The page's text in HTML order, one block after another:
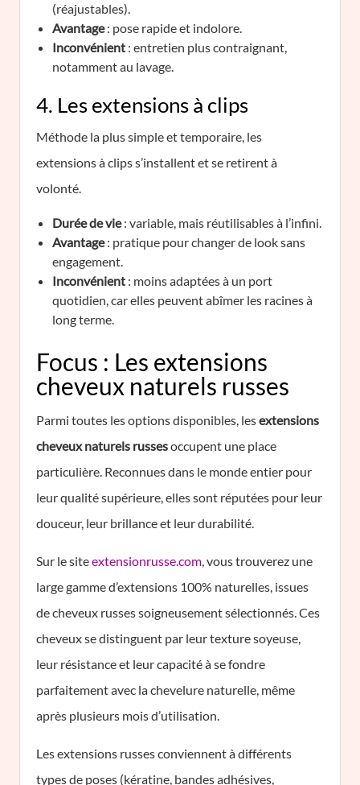
(réajustables).
Avantage: pose rapide et indolore.
Inconvénient : entretien plus contraignant,
notamment au lavage.
4. Les extensions à clips
Méthode la plus simple et temporaire, les
extensions à clips s’installent et se retirent à
volonté.
Durée de vie: variable, mais réutilisables à l’infini.
Avantage: pratique pour changer de look sans
engagement.
Inconvénient : moins adaptées à un port
quotidien, car elles peuvent abîmer les racines à
long terme.
Focus : Les extensions
cheveux naturels russes
Parmi toutes les options disponibles, lesextensions
cheveux naturels russesoccupent une place
particulière. Reconnues dans le monde entier pour
leur qualité supérieure, elles sont réputées pour leur
douceur, leur brillance et leur durabilité.
Sur le siteextensionrusse.com, vous trouverez une
large gamme d’extensions 100% naturelles, issues
de cheveux russes soigneusement sélectionnés. Ces
cheveux se distinguent par leur texture soyeuse,
leur résistance et leur capacité à se fondre
parfaitement avec la chevelure naturelle, même
après plusieurs mois d’utilisation.
Les extensions russes conviennent à différents
types de poses (kératine, bandes adhésives,